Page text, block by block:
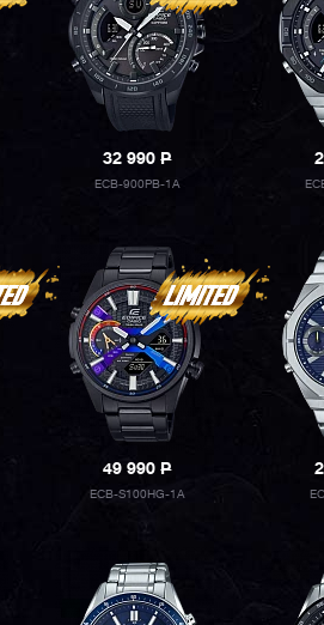
32 990P
ECB-900PB-1A
49 990P
ECB-S100HG-1A